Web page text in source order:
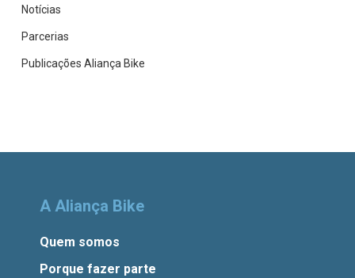
Notícias
Parcerias
Publicações Aliança Bike
A Aliança Bike
Quem somos
Porque fazer parte